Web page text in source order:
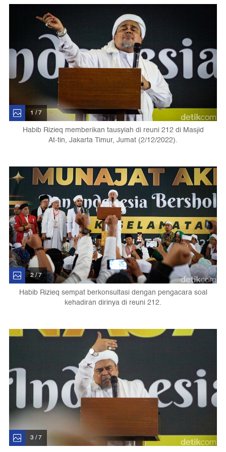
1 / 7
Habib Rizieq memberikan tausyiah di reuni 212 di Masjid
At-tin, Jakarta Timur, Jumat (2/12/2022).
2 / 7
Habib Rizieq sempat berkonsultasi dengan pengacara soal
kehadiran dirinya di reuni 212.
3 / 7